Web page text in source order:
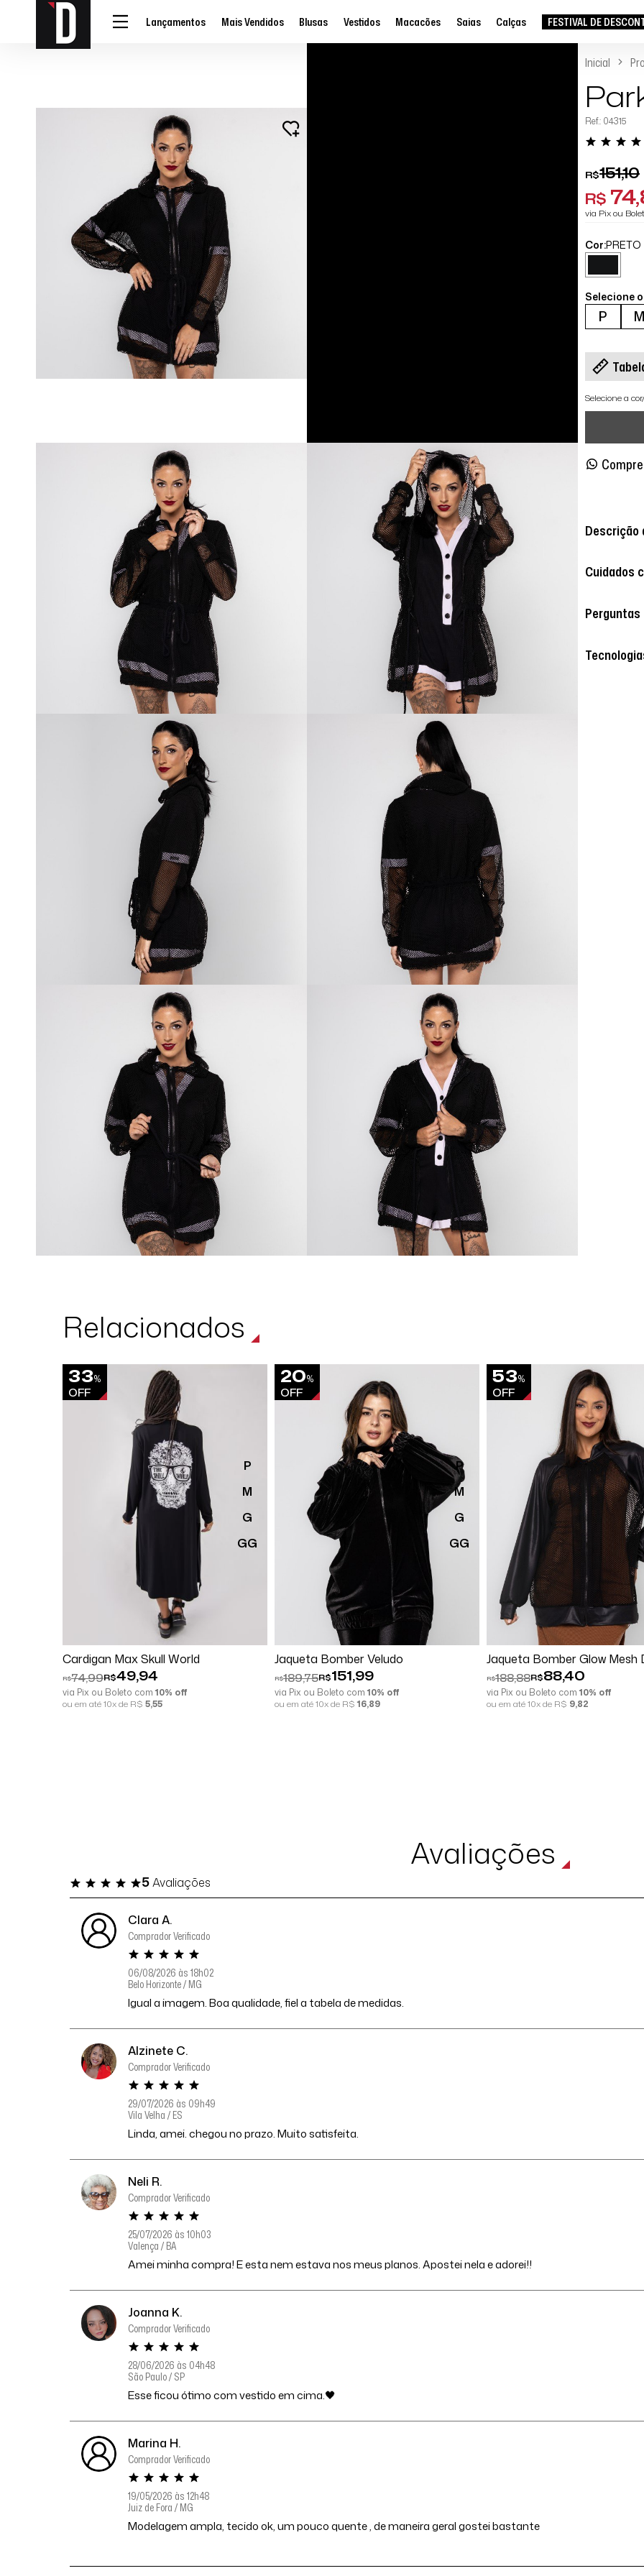
Lançamentos Mais Vendidos Blusas Vestidos Macacões Saias Calças FESTIVAL DE
Inicial
Ref.: 04315
R$151,10
R$
via Pix ou
Cor:PRETO
Selecione
P M
Selecione a
Descrição
Cuidados
Relacionados
33%
OFF
P
M
G
GG
Cardigan Max Skull World
R$74,99R$49,94
via Pix ou Boleto com10% off
ou em até 10x de R$ 5,55
Comprar
20%
OFF
P
M
G
GG
Jaqueta Bomber Veludo
R$189,75R$151,99
via Pix ou Boleto com10% off
ou em até 10x de R$16,89
Comprar
53%
OFF
Jaqueta Bomber Glow Mesh
R$188,88R$88,40
via Pix ou Boleto com10% off
ou em até 10x de R$ 9,82
Comprar
Avaliações
5Avaliações
Clara A.
Comprador Verificado
06/08/2026 às 18h02
Belo Horizonte / MG
Igual a imagem. Boa qualidade, fiel a tabela de medidas.
Alzinete C.
Comprador Verificado
29/07/2026 às 09h49
Vila Velha / ES
Linda, amei. chegou no prazo. Muito satisfeita.
Neli R.
Comprador Verificado
25/07/2026 às 10h03
Valença / BA
Amei minha compra! E esta nem estava nos meus planos. Apostei nela e adorei!!
Joanna K.
Comprador Verificado
28/06/2026 às 04h48
São Paulo / SP
Esse ficou ótimo com vestido em cima.🖤
Marina H.
Comprador Verificado
19/05/2026 às 12h48
Juiz de Fora / MG
Modelagem ampla, tecido ok, um pouco quente , de maneira geral gostei bastante